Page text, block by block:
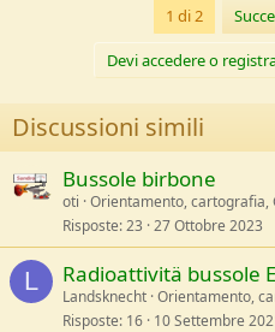
1 di 2
Devi accedere o
Discussioni simili
Bussole birbone
oti Orientamento, cartografia,
Risposte 23 27 Ottobre 2023
L Radioattivitä bussole
Landsknecht Orientamento,
Risposte 16 10 Settembre